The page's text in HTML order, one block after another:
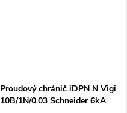
Proudový chránič iDPN N Vigi
10B/1N/0.03 Schneider 6kA